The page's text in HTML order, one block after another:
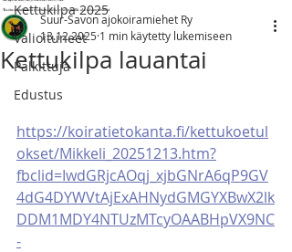
Kettukilpa 2025
Valioituneet
Palkittuja
Edustus
Kettukilpa lauantai
Suur-Savon ajokoiramiehet Ry
13.12.2025 1 min käytetty lukemiseen
https://koiratietokanta.fi/kettukoetul
okset/Mikkeli_20251213.htm?
fbclid=IwdGRjcAOqj_xjbGNrA6qP9GV
4dG4DYWVtAjExAHNydGMGYXBwX2lk
DDM1MDY4NTUzMTcyOAABHpVX9NC
-